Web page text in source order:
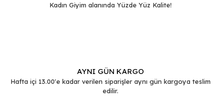
Kadın Giyim alanında Yüzde Yüz Kalite!
AYNI GÜN KARGO
Hafta içi 13.00'e kadar verilen siparişler aynı gün kargoya teslim
edilir.